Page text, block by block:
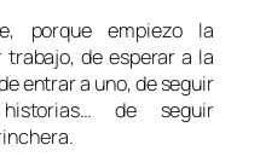
porque empiezo la
de esperar a la
entrar a uno, de seguir
de seguir